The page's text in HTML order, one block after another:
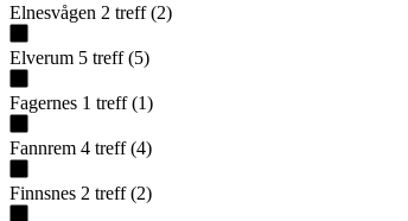
Elnesvågen 2 treff (2)
Elverum 5 treff (5)
Fagernes 1 treff (1)
Fannrem 4 treff (4)
Finnsnes 2 treff (2)